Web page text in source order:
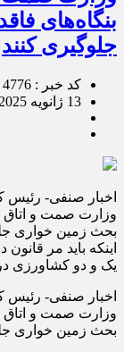
بنگاه‌های
جلوگیری کنند
کد خبر : 4776
13 ژانویه 2025 - 8:26
اخبار صنفی-
وزارت صمت و اتاق
بحث زمین خواری
اینکه باید مر
یک و دو کشاورزی
اخبار صنفی-
وزارت صمت و اتاق
بحث زمین خواری